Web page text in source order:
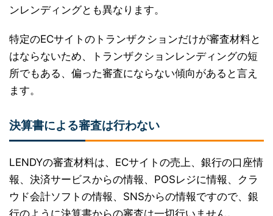
ンレンディングとも異なります。
特定のECサイトのトランザクションだけが審査材料と
はならないため、トランザクションレンディングの短
所でもある、偏った審査にならない傾向があると言え
ます。
決算書による審査は行わない
LENDYの審査材料は、ECサイトの売上、銀行の口座情
報、決済サービスからの情報、POSレジに情報、クラ
ウド会計ソフトの情報、SNSからの情報ですので、銀